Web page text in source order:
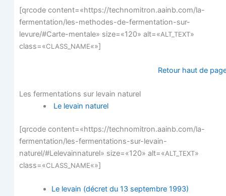
[qrcode content=«https://technomitron.aainb.com/la-
fermentation/les-methodes-de-fermentation-sur-
levure/#Carte-mentale» size=«120» alt=«ALT_TEXT»
class=«CLASS_NAME«»]
Retour haut de
Les fer­men­ta­tions sur levain naturel
Le levain naturel
[qrcode content=«https://technomitron.aainb.com/la-
fermentation/les-fermentations-sur-levain-
naturel/#Lelevainnaturel» size=«120» alt=«ALT_TEXT»
class=«CLASS_NAME«»]
Le levain (décret du 13 sep­tembre 1993)